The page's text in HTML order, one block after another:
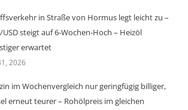
in Straße von Hormus legt leicht zu –
USD steigt auf 6-Wochen-Hoch – Heizöl
erwartet
2026
im Wochenvergleich nur geringfügig billiger,
erneut teurer – Rohölpreis im gleichen